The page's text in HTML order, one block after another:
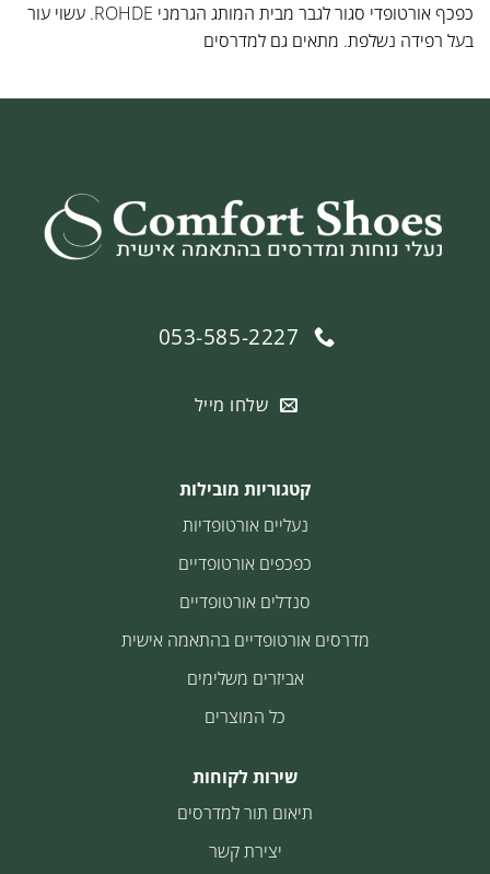
כפכף אורטופדי סגור לגבר מבית המותג הגרמני ROHDE. עשוי עור
בעל רפידה נשלפת. מתאים גם למדרסים
053-585-2227
שלחו מייל
קטגוריות מובילות
נעליים אורטופדיות
כפכפים אורטופדיים
סנדלים אורטופדיים
מדרסים אורטופדיים בהתאמה אישית
אביזרים משלימים
כל המוצרים
שירות לקוחות
תיאום תור למדרסים
יצירת קשר